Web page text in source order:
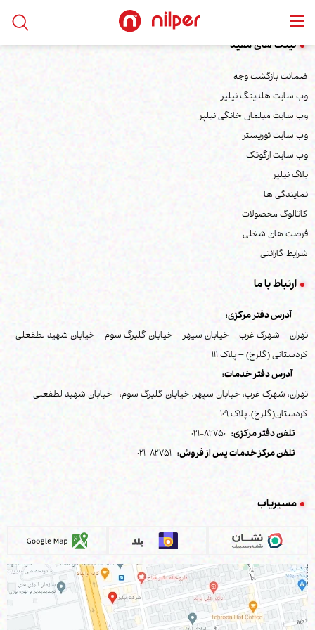
لینک های مفید
ضمانت بازگشت وجه
وب سایت هلدینگ نیلپر
وب سایت مبلمان خانگی نیلپر
وب سایت توریستر
وب سایت ارگوتک
بلاگ نیلپر
نمایندگی ها
کاتالوگ محصولات
فرصت های شغلی
شرایط گارانتی
ارتباط با ما
آدرس دفتر مرکزی:
تهران – شهرک غرب – خیابان سپهر – خیابان گلبرگ سوم – خیابان شهید لطفعلی
کردستانی (گلرخ) – پلاک 111
آدرس دفتر خدمات:
تهران، شهرک غرب، خیابان سپهر، خیابان گلبرگ سوم، خیابان شهید لطفعلی
کردستان(گلرخ)، پلاک 109
تلفن دفتر مرکزی: 82750-021
تلفن مرکز خدمات پس از فروش: 82751-021
مسیریاب